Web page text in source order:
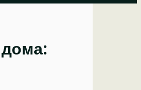
дома: